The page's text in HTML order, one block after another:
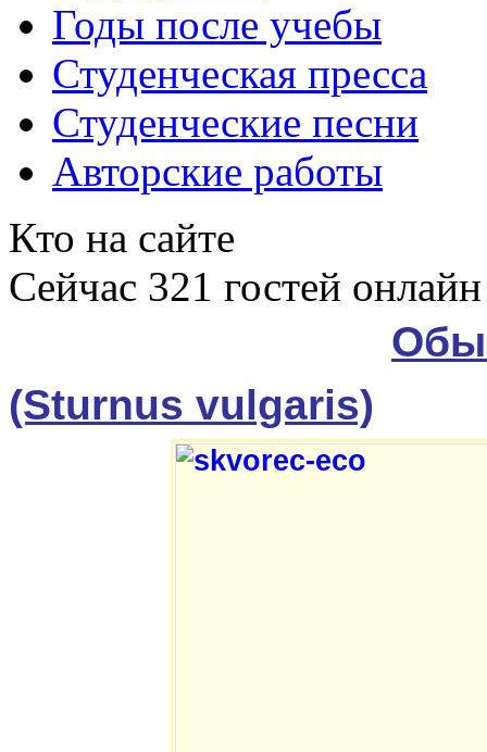
Годы после учебы
Студенческая пресса
Студенческие песни
Авторские работы
Кто на сайте
Сейчас 321 гостей онлайн
(Sturnus vulgaris)